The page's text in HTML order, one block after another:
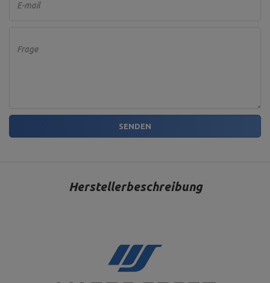
E-mail
Frage
SENDEN
Herstellerbeschreibung